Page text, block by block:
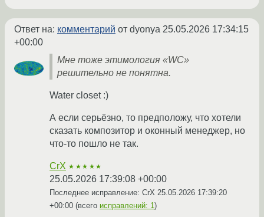
Ответ на: комментарий от dyonya 25.05.2026 17:34:15
+00:00
Мне тоже этимология «WC»
решительно не понятна.
Water closet :)
А если серьёзно, то предположу, что хотели
сказать композитор и оконный менеджер, но
что-то пошло не так.
CrX ★★★★★
25.05.2026 17:39:08 +00:00
Последнее исправление: CrX 25.05.2026 17:39:20
+00:00 (всего исправлений: 1)